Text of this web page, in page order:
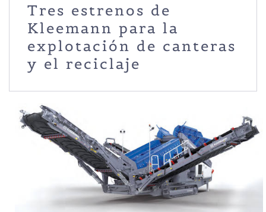
Tres estrenos de
Kleemann para la
explotación de canteras
y el reciclaje